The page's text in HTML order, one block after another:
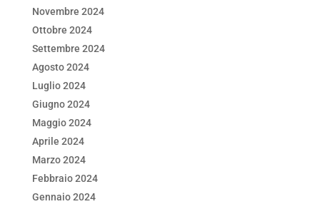
Novembre 2024
Ottobre 2024
Settembre 2024
Agosto 2024
Luglio 2024
Giugno 2024
Maggio 2024
Aprile 2024
Marzo 2024
Febbraio 2024
Gennaio 2024